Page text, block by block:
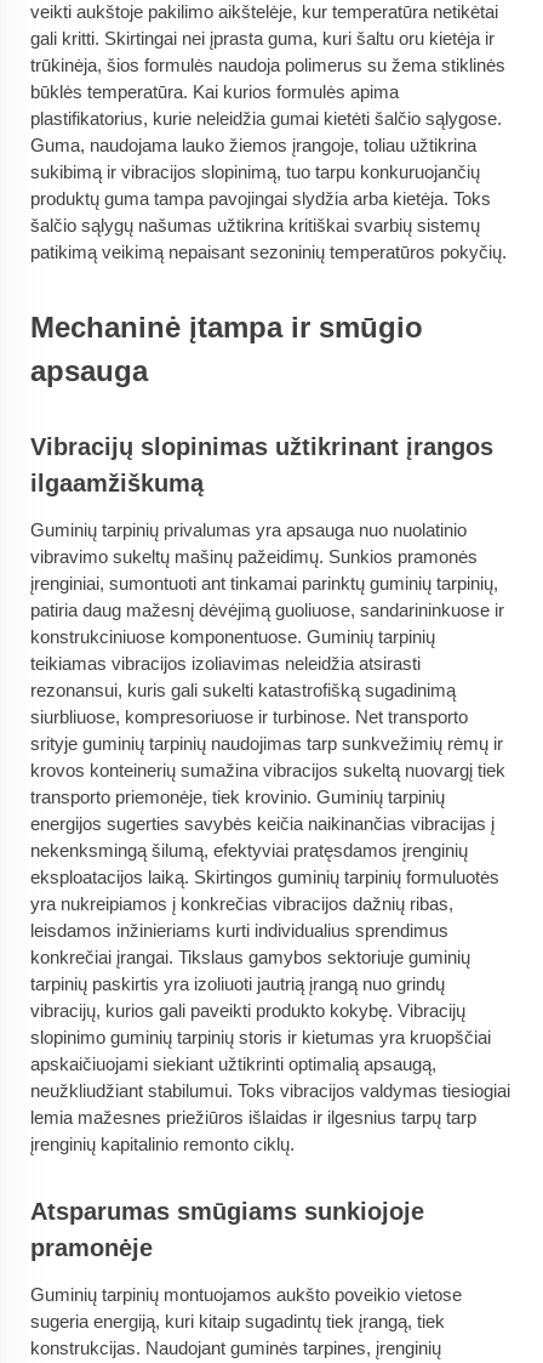
veikti aukštoje pakilimo aikštelėje, kur temperatūra netikėtai
gali kritti. Skirtingai nei įprasta guma, kuri šaltu oru kietėja ir
trūkinėja, šios formulės naudoja polimerus su žema stiklinės
būklės temperatūra. Kai kurios formulės apima
plastifikatorius, kurie neleidžia gumai kietėti šalčio sąlygose.
Guma, naudojama lauko žiemos įrangoje, toliau užtikrina
sukibimą ir vibracijos slopinimą, tuo tarpu konkuruojančių
produktų guma tampa pavojingai slydžia arba kietėja. Toks
šalčio sąlygų našumas užtikrina kritiškai svarbių sistemų
patikimą veikimą nepaisant sezoninių temperatūros pokyčių.
Mechaninė įtampa ir smūgio
apsauga
Vibracijų slopinimas užtikrinant įrangos
ilgaamžiškumą
Guminių tarpinių privalumas yra apsauga nuo nuolatinio
vibravimo sukeltų mašinų pažeidimų. Sunkios pramonės
įrenginiai, sumontuoti ant tinkamai parinktų guminių tarpinių,
patiria daug mažesnį dėvėjimą guoliuose, sandarininkuose ir
konstrukciniuose komponentuose. Guminių tarpinių
teikiamas vibracijos izoliavimas neleidžia atsirasti
rezonansui, kuris gali sukelti katastrofišką sugadinimą
siurbliuose, kompresoriuose ir turbinose. Net transporto
srityje guminių tarpinių naudojimas tarp sunkvežimių rėmų ir
krovos konteinerių sumažina vibracijos sukeltą nuovargį tiek
transporto priemonėje, tiek krovinio. Guminių tarpinių
energijos sugerties savybės keičia naikinančias vibracijas į
nekenksmingą šilumą, efektyviai pratęsdamos įrenginių
eksploatacijos laiką. Skirtingos guminių tarpinių formuluotės
yra nukreipiamos į konkrečias vibracijos dažnių ribas,
leisdamos inžinieriams kurti individualius sprendimus
konkrečiai įrangai. Tikslaus gamybos sektoriuje guminių
tarpinių paskirtis yra izoliuoti jautrią įrangą nuo grindų
vibracijų, kurios gali paveikti produkto kokybę. Vibracijų
slopinimo guminių tarpinių storis ir kietumas yra kruopščiai
apskaičiuojami siekiant užtikrinti optimalią apsaugą,
neužkliudžiant stabilumui. Toks vibracijos valdymas tiesiogiai
lemia mažesnes priežiūros išlaidas ir ilgesnius tarpų tarp
įrenginių kapitalinio remonto ciklų.
Atsparumas smūgiams sunkiojoje
pramonėje
Guminių tarpinių montuojamos aukšto poveikio vietose
sugeria energiją, kuri kitaip sugadintų tiek įrangą, tiek
konstrukcijas. Naudojant guminės tarpines, įrenginių